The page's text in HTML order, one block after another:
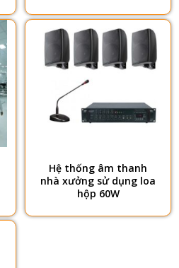
Hệ thống âm thanh
nhà xưởng sử dụng loa
hộp 60W